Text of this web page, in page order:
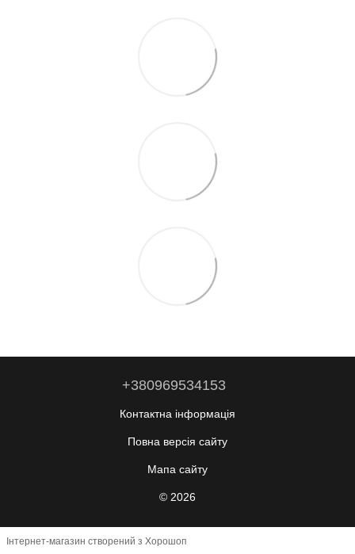
+380969534153
Контактна інформація
Повна версія сайту
Мапа сайту
© 2026
Інтернет-магазин створений з Хорошоп